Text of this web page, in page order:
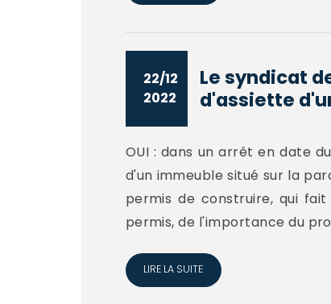
22/12
2022
Le syndicat
d'assiette
OUI : dans un arrêt en date
d'un immeuble situé sur la
permis de construire, qui
permis, de l'importance du
LIRE LA SUITE